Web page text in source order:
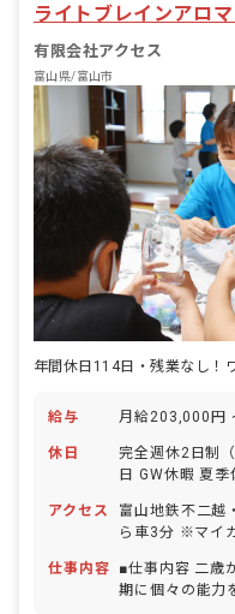
全体の10％ ア
年齢 38歳
ライトブレインアロ
有限会社アクセス
富山県/富山市
給与 月給203,000円
休日
完全週休2日制
日 GW休暇 夏
年度により変更
／取得率100％
OK） 慶弔休暇
得率100％・復帰率
アクセス
富山地鉄不二越
ら車3分 ※マイ
・静かな住宅街
ける距離に公園
仕事内容
■仕事内容 二歳
期に個々の能力